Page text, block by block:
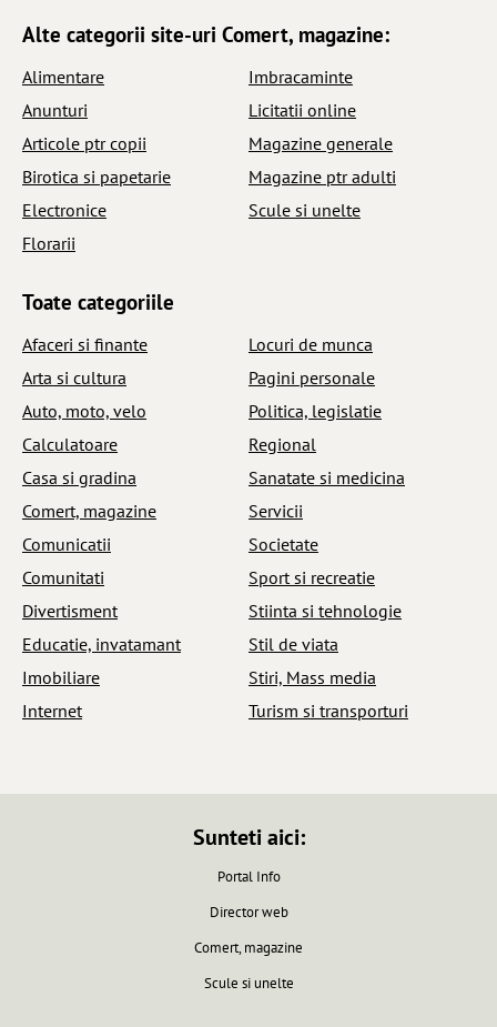
Alte categorii site-uri Comert, magazine:
Alimentare
Anunturi
Articole ptr copii
Birotica si papetarie
Electronice
Florarii
Imbracaminte
Licitatii online
Magazine generale
Magazine ptr adulti
Scule si unelte
Toate categoriile
Afaceri si finante
Arta si cultura
Auto, moto, velo
Calculatoare
Casa si gradina
Comert, magazine
Comunicatii
Comunitati
Divertisment
Educatie, invatamant
Imobiliare
Internet
Locuri de munca
Pagini personale
Politica, legislatie
Regional
Sanatate si medicina
Servicii
Societate
Sport si recreatie
Stiinta si tehnologie
Stil de viata
Stiri, Mass media
Turism si transporturi
Sunteti aici:
Portal Info
Director web
Comert, magazine
Scule si unelte